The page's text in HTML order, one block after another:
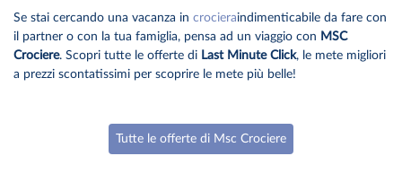
Se stai cercando una vacanza in crocieraindimenticabile da fare con
il partner o con la tua famiglia, pensa ad un viaggio con MSC
Crociere. Scopri tutte le offerte di Last Minute Click, le mete migliori
a prezzi scontatissimi per scoprire le mete più belle!
Tutte le offerte di Msc Crociere